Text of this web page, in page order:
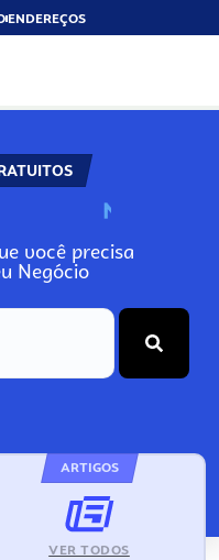
ENDEREÇOS
N
você precisa
Negócio
ARTIGOS
VER TODOS